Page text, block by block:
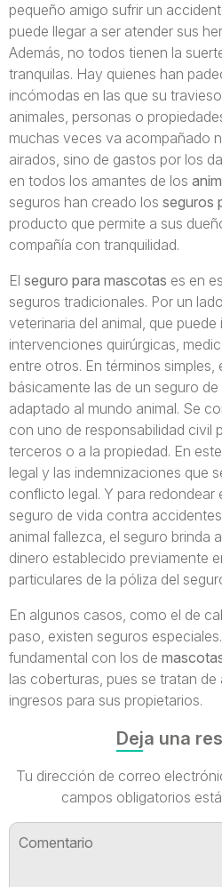
pequeño amigo sufrir un
puede llegar a ser atender sus
Además, no todos tienen la
tranquilas. Hay quienes han
incómodas en las que su
animales, personas o
muchas veces va acompañado
airados, sino de gastos por los
en todos los amantes de los
seguros han creado los seguros
producto que permite a sus
compañía con tranquilidad.
El seguro para mascotas es en
seguros tradicionales. Por un
veterinaria del animal, que puede
intervenciones quirúrgicas,
entre otros. En términos
básicamente las de un seguro
adaptado al mundo animal. Se
con uno de responsabilidad civil
terceros o a la propiedad. En
legal y las indemnizaciones que
conflicto legal. Y para redondear
seguro de vida contra
animal fallezca, el seguro brinda
dinero establecido previamente
particulares de la póliza del
En algunos casos, como el de
paso, existen seguros
fundamental con los de
las coberturas, pues se tratan de
ingresos para sus propietarios.
Deja una
Tu dirección de correo
campos obligatorios